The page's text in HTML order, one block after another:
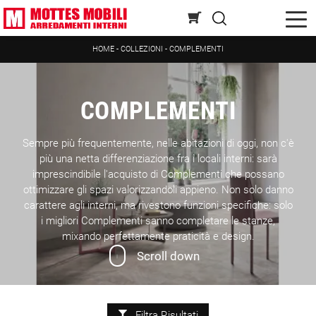
HOME - COLLEZIONI - COMPLEMENTI
COMPLEMENTI
Sempre più frequentemente, nelle abitazioni di oggi, non c'è
più una netta differenziazione fra i locali interni: sarà
imprescindibile l'acquisto di Complementi che possano
ottimizzare gli spazi valorizzandoli appieno. Non solo danno
carattere agli interni, ma rivestono funzioni specifiche: solo
i migliori Complementi sanno completare le stanze,
mixando perfettamente praticità e design.
Scroll down